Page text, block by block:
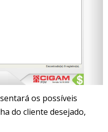
os possíveis
do cliente desejado,